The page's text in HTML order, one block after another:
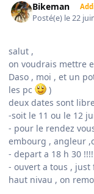
Bikeman
Posté(e) le 22
salut ,
on voudrais mettre
Daso , moi , et un
les pc
)
deux dates sont
-soit le 11 ou le 12
- pour le rendez
embourg , angleur
- depart a 18 h 30 !!!!
- ouvert a tous , just
haut nivau , on